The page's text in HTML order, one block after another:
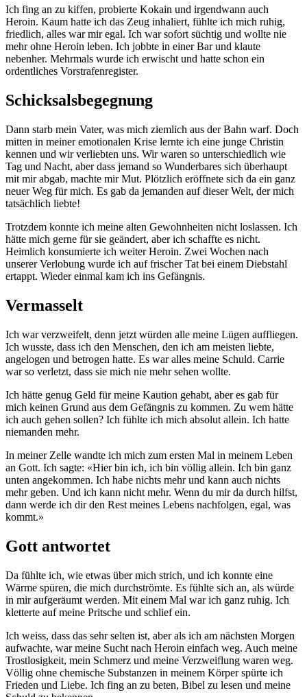
Ich fing an zu kiffen, probierte Kokain und irgendwann auch
Heroin. Kaum hatte ich das Zeug inhaliert, fühlte ich mich ruhig,
friedlich, alles war mir egal. Ich war sofort süchtig und wollte nie
mehr ohne Heroin leben. Ich jobbte in einer Bar und klaute
nebenher. Mehrmals wurde ich erwischt und hatte schon ein
ordentliches Vorstrafenregister.
Schicksalsbegegnung
Dann starb mein Vater, was mich ziemlich aus der Bahn warf. Doch
mitten in meiner emotionalen Krise lernte ich eine junge Christin
kennen und wir verliebten uns. Wir waren so unterschiedlich wie
Tag und Nacht, aber dass jemand so Wunderbares sich überhaupt
mit mir abgab, machte mir Mut. Plötzlich eröffnete sich da ein ganz
neuer Weg für mich. Es gab da jemanden auf dieser Welt, der mich
tatsächlich liebte!
Trotzdem konnte ich meine alten Gewohnheiten nicht loslassen. Ich
hätte mich gerne für sie geändert, aber ich schaffte es nicht.
Heimlich konsumierte ich weiter Heroin. Zwei Wochen nach
unserer Verlobung wurde ich auf frischer Tat bei einem Diebstahl
ertappt. Wieder einmal kam ich ins Gefängnis.
Vermasselt
Ich war verzweifelt, denn jetzt würden alle meine Lügen auffliegen.
Ich wusste, dass ich den Menschen, den ich am meisten liebte,
angelogen und betrogen hatte. Es war alles meine Schuld. Carrie
war so verletzt, dass sie mich nie mehr sehen wollte.
Ich hätte genug Geld für meine Kaution gehabt, aber es gab für
mich keinen Grund aus dem Gefängnis zu kommen. Zu wem hätte
ich auch gehen sollen? Ich fühlte ich mich absolut allein. Ich hatte
niemanden mehr.
In meiner Zelle wandte ich mich zum ersten Mal in meinem Leben
an Gott. Ich sagte: «Hier bin ich, ich bin völlig allein. Ich bin ganz
unten angekommen. Ich habe nichts mehr und kann auch nichts
mehr geben. Und ich kann nicht mehr. Wenn du mir da durch hilfst,
dann werde ich dir den Rest meines Lebens nachfolgen, egal, was
kommt.»
Gott antwortet
Da fühlte ich, wie etwas über mich strich, und ich konnte eine
Wärme spüren, die mich durchströmte. Es fühlte sich an, als würde
in mir aufgeräumt werden. Mit einem Mal war ich ganz ruhig. Ich
kletterte auf meine Pritsche und schlief ein.
Ich weiss, dass das sehr selten ist, aber als ich am nächsten Morgen
aufwachte, war meine Sucht nach Heroin einfach weg. Auch meine
Trostlosigkeit, mein Schmerz und meine Verzweiflung waren weg.
Völlig ohne chemische Substanzen in meinem Körper spürte ich
Frieden und Liebe. Ich fing an zu beten, Bibel zu lesen und meine